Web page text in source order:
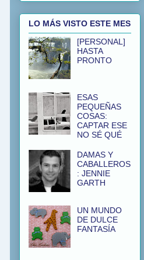
LO MÁS VISTO ESTE MES
[PERSONAL]
HASTA
PRONTO
ESAS
PEQUEÑAS
COSAS:
CAPTAR ESE
NO SÉ QUÉ
DAMAS Y
CABALLEROS
: JENNIE
GARTH
UN MUNDO
DE DULCE
FANTASÍA